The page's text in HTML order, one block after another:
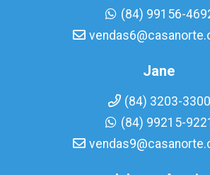
(84) 99156-
Jane
(84) 3203-3300
(84) 99215-9221